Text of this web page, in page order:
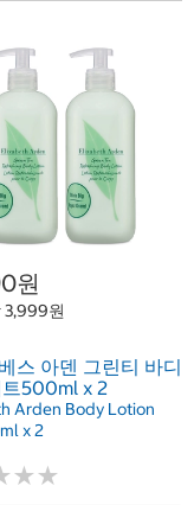
원
3,999원
스 아덴 그린티 바디
500ml x 2
Arden Body Lotion
x 2
★★
★★